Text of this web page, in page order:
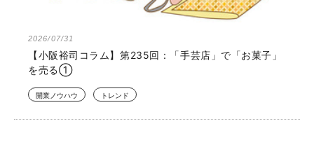
2026/07/31
【小阪裕司コラム】第235回：「手芸店」で「お菓子」
を売る①
開業ノウハウ トレンド